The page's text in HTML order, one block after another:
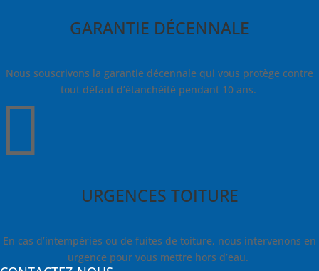
GARANTIE DÉCENNALE
Nous souscrivons la garantie décennale qui vous protège contre
tout défaut d’étanchéité pendant 10 ans.

URGENCES TOITURE
En cas d’intempéries ou de fuites de toiture, nous intervenons en
urgence pour vous mettre hors d’eau.